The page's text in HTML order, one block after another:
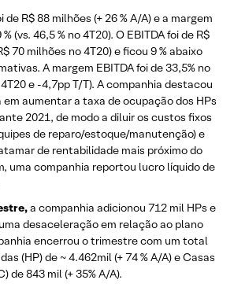
de R$ 88 milhões (+ 26 % A/A) e a margem
(vs. 46,5 % no 4T20). O EBITDA foi de R$
70 milhões no 4T20) e ficou 9 % abaixo
A margem EBITDA foi de 33,5% no
e -4,7pp T/T). A companhia destacou
aumentar a taxa de ocupação dos HPs
2021, de modo a diluir os custos fixos
de reparo/estoque/manutenção) e
de rentabilidade mais próximo do
uma companhia reportou lucro líquido de
a companhia adicionou 712 mil HPs e
desaceleração em relação ao plano
encerrou o trimestre com um total
(HP) de ~ 4.462mil (+ 74 % A/A) e Casas
de 843 mil (+ 35% A/A).